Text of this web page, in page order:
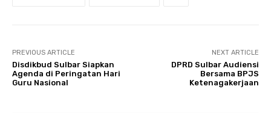
PREVIOUS ARTICLE
Disdikbud Sulbar Siapkan
Agenda di Peringatan Hari
Guru Nasional
NEXT ARTICLE
DPRD Sulbar Audiensi
Bersama BPJS
Ketenagakerjaan